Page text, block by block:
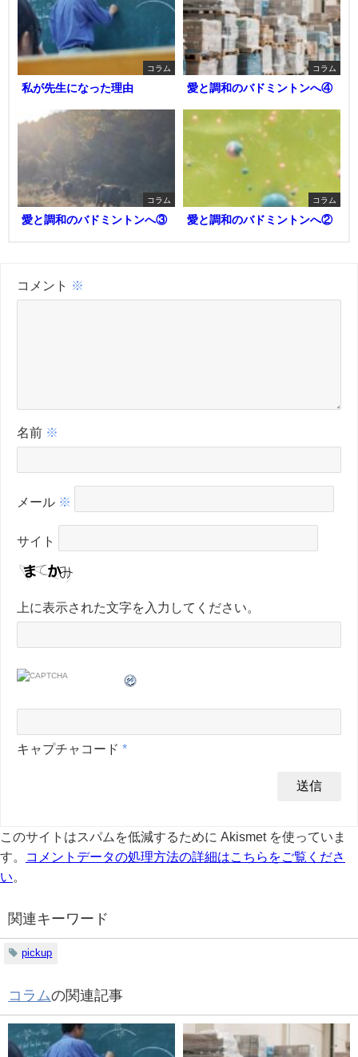
コラム
私が先生になった理由
コラム
愛と調和のバドミントンへ④
コラム
愛と調和のバドミントンへ③
コラム
愛と調和のバドミントンへ②
コメント ※
名前 ※
メール ※
サイト
上に表示された文字を入力してください。
キャプチャコード *
このサイトはスパムを低減するために Akismet を使っていま
す。
コメントデータの処理方法の詳細はこちらをご覧くださ
い
関連キーワード
pickup
コラムの関連記事